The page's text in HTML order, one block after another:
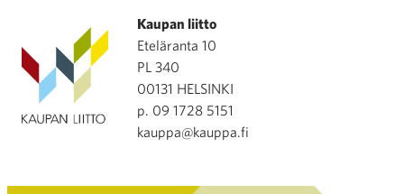
Kaupan liitto
Eteläranta 10
PL 340
00131 HELSINKI
p. 09 1728 5151
kauppa@kauppa.fi